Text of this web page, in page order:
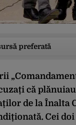
preferată
că
de la Înalta
Cei